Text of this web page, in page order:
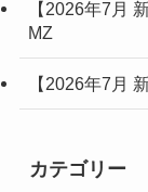
【2026年7月
MZ
【2026年7月
カテゴリー